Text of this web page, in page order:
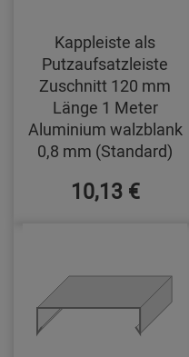
Kappleiste als
Putzaufsatzleiste
Zuschnitt 120 mm
Länge 1 Meter
Aluminium walzblank
0,8 mm (Standard)
10,13 €